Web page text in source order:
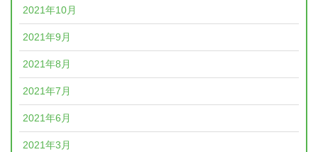
2021年10月
2021年9月
2021年8月
2021年7月
2021年6月
2021年3月